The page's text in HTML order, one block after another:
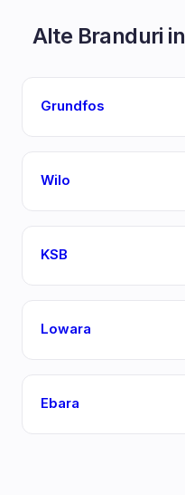
Alte Branduri in
Grundfos
Wilo
KSB
Lowara
Ebara